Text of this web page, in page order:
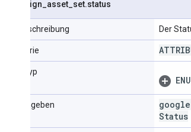
campaign asset set.status
Feldbeschreibung Der
Kategorie
Datentyp
URL eingeben google
Status